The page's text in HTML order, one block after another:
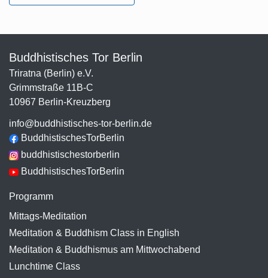
Buddhistisches Tor Berlin
Triratna (Berlin) e.V.
Grimmstraße 11B-C
10967 Berlin-Kreuzberg
info@buddhistisches-tor-berlin.de
BuddhistischesTorBerlin
buddhistischestorberlin
BuddhistischesTorBerlin
Programm
Mittags-Meditation
Meditation & Buddhism Class in English
Meditation & Buddhismus am Mittwochabend
Lunchtime Class